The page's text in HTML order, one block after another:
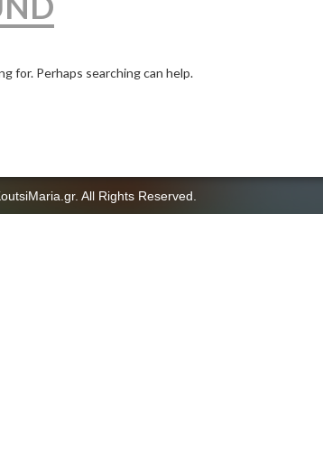
for. Perhaps searching can help.
All Rights Reserved.